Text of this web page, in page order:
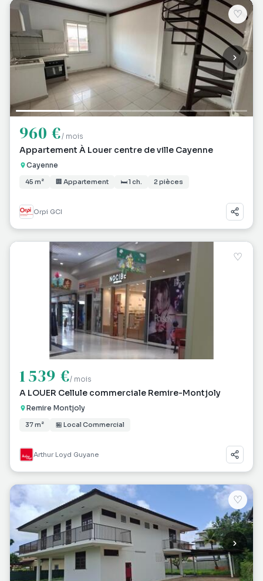
♡
960 €/ mois
Appartement À Louer centre de ville Cayenne
Cayenne
45 m² 🏢 Appartement 🛏 1 ch. 2 pièces
Orpi GCI
♡
1 539 €/ mois
A LOUER Cellule commerciale Remire-Montjoly
Remire Montjoly
37 m² 🏪 Local Commercial
Arthur Loyd Guyane
♡